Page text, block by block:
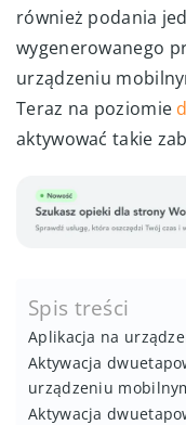
również podania
wygenerowanego
urządzeniu
Teraz na poziomie
aktywować takie
Spis treści
Aplikacja na
Aktywacja
urządzeniu
Aktywacja